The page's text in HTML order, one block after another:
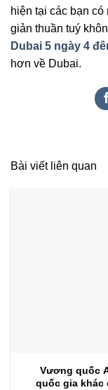
hiện tại các bạn
giản thuần tuý
Dubai 5 ngày 4
hơn về Dubai.
Bài viết liên quan
Vương quốc
quốc gia khác